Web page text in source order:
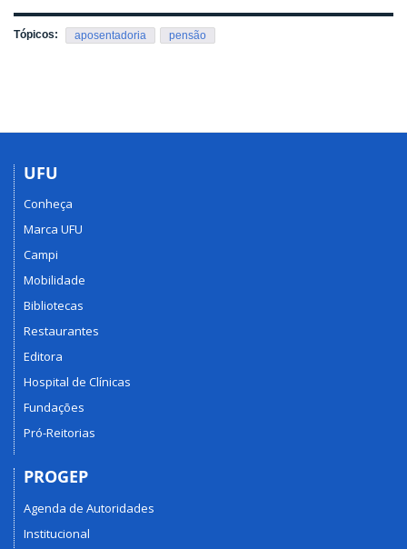
Tópicos: aposentadoria pensão
UFU
Conheça
Marca UFU
Campi
Mobilidade
Bibliotecas
Restaurantes
Editora
Hospital de Clínicas
Fundações
Pró-Reitorias
PROGEP
Agenda de Autoridades
Institucional